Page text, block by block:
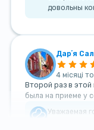
довольны
Дарʼя
4 місяці
Второй раз в этой
была на приеме у
Уважаемая